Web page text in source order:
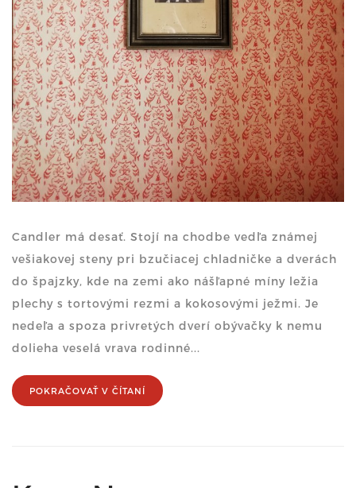
Candler má desať. Stojí na chodbe vedľa známej
vešiakovej steny pri bzučiacej chladničke a dverách
do špajzky, kde na zemi ako nášľapné míny ležia
plechy s tortovými rezmi a kokosovými ježmi. Je
nedeľa a spoza privretých dverí obývačky k nemu
dolieha veselá vrava rodinné...
POKRAČOVAŤ V ČÍTANÍ